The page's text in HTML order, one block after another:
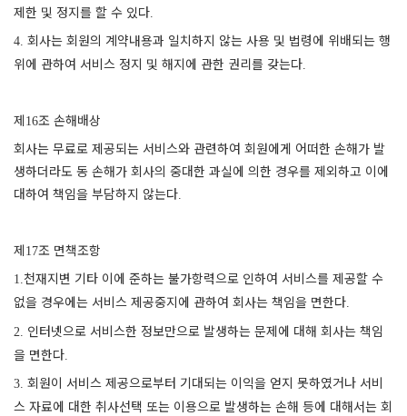
제한 및 정지를 할 수 있다.
4. 회사는 회원의 계약내용과 일치하지 않는 사용 및 법령에 위배되는 행
위에 관하여 서비스 정지 및 해지에 관한 권리를 갖는다.
제 16조 손해배상
회사는 무료로 제공되는 서비스와 관련하여 회원에게 어떠한 손해가 발
생하더라도 동 손해가 회사의 중대한 과실에 의한 경우를 제외하고 이에
대하여 책임을 부담하지 않는다.
제 17조 면책조항
1.천재지변 기타 이에 준하는 불가항력으로 인하여 서비스를 제공할 수
없을 경우에는 서비스 제공중지에 관하여 회사는 책임을 면한다.
2. 인터넷으로 서비스한 정보만으로 발생하는 문제에 대해 회사는 책임
을 면한다
3. 회원이 서비스 제공으로부터 기대되는 이익을 얻지 못하였거나 서비
스 자료에 대한 취사선택 또는 이용으로 발생하는 손해 등에 대해서는 회